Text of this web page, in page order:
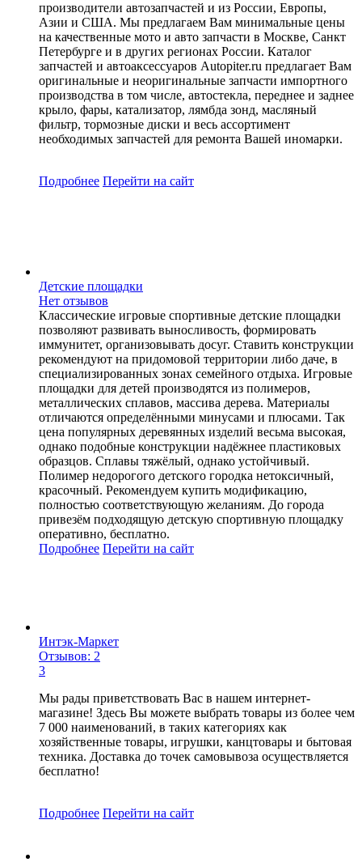
производители автозапчастей и из России, Европы,
Азии и США. Мы предлагаем Вам минимальные цены
на качественные мото и авто запчасти в Москве, Санкт
Петербурге и в других регионах России. Каталог
запчастей и автоаксессуаров Autopiter.ru предлагает Вам
оригинальные и неоригинальные запчасти импортного
производства в том числе, автостекла, переднее и заднее
крыло, фары, катализатор, лямбда зонд, масляный
фильтр, тормозные диски и весь ассортимент
необходимых запчастей для ремонта Вашей иномарки.
Подробнее Перейти на сайт
Детские площадки
Нет отзывов
Классические игровые спортивные детские площадки
позволяют развивать выносливость, формировать
иммунитет, организовывать досуг. Ставить конструкции
рекомендуют на придомовой территории либо даче, в
специализированных зонах семейного отдыха. Игровые
площадки для детей производятся из полимеров,
металлических сплавов, массива дерева. Материалы
отличаются определёнными минусами и плюсами. Так
цена популярных деревянных изделий весьма высокая,
однако подобные конструкции надёжнее пластиковых
образцов. Сплавы тяжёлый, однако устойчивый.
Полимер недорогого детского городка нетоксичный,
красочный. Рекомендуем купить модификацию,
полностью соответствующую желаниям. До города
привезём подходящую детскую спортивную площадку
оперативно, бесплатно.
Подробнее Перейти на сайт
Интэк-Маркет
Отзывов: 2
3
Мы рады приветствовать Вас в нашем интернет-
магазине! Здесь Вы можете выбрать товары из более чем
7 000 наименований, в таких категориях как
хозяйственные товары, игрушки, канцтовары и бытовая
техника. Доставка до точек самовывоза осуществляется
бесплатно!
Подробнее Перейти на сайт